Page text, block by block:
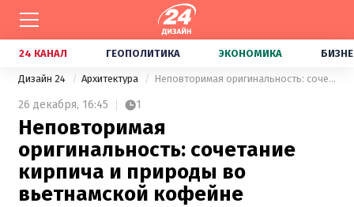
24 КАНАЛ ГЕОПОЛИТИКА ЭКОНОМИКА
Дизайн 24 Архитектура Неповторимая оригинальность: сочетание кирпича и природы во вьетнамской кофейне
26 декабря, 16:45 1
Неповторимая
оригинальность: сочетание
кирпича и природы во
вьетнамской кофейне